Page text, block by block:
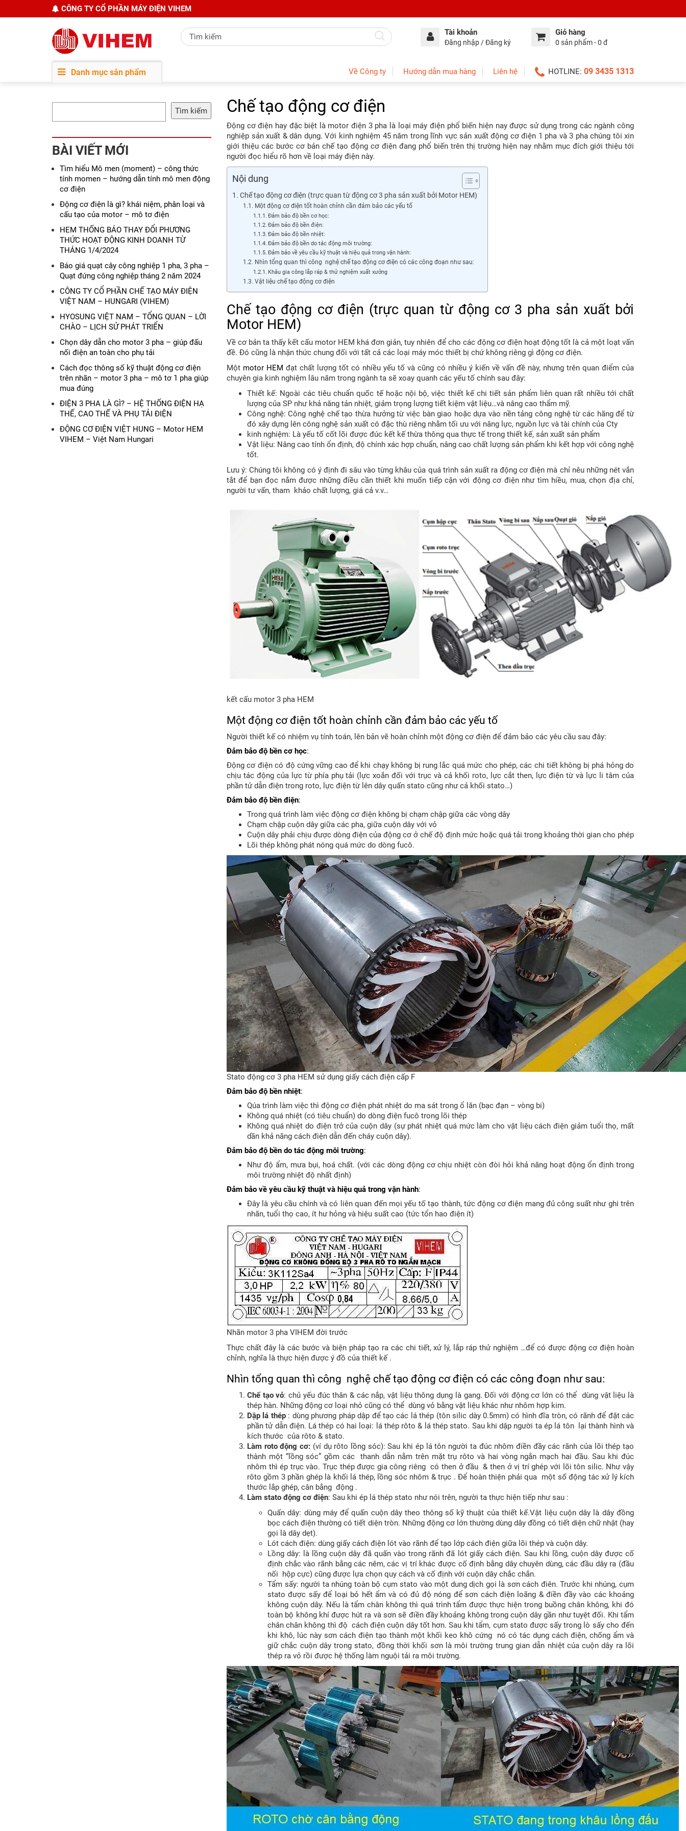
CÔNG TY CỔ PHẦN MÁY ĐIỆN VIHEM
Tài khoản
Đăng nhập / Đăng ký
Giỏ hàng
0 sản phẩm - 0 đ
Danh mục sản phẩm Về Công ty Hướng dẫn mua hàng Liên hệ HOTLINE: 09 3435 1313
Chế tạo động cơ điện
Động cơ điện hay đặc biệt là motor điện 3 pha là loại máy điện phổ biến hiện nay được sử dụng trong các ngành công
nghiệp sản xuất & dân dụng. Với kinh nghiệm 45 năm trong lĩnh vực sản xuất động cơ điện 1 pha và 3 pha chúng tôi xin
giới thiệu các bước cơ bản chế tạo động cơ điện đang phổ biến trên thị trường hiện nay nhằm mục đích giới thiệu tới
người đọc hiểu rõ hơn về loại máy điện này.
Nội dung
Chế tạo động cơ điện (trực quan từ động cơ 3 pha sản xuất bởi Motor HEM)
Một động cơ điện tốt hoàn chỉnh cần đảm bảo các yếu tố
Đảm bảo độ bền cơ học:
Đảm bảo độ bền điện:
Đảm bảo độ bền nhiệt:
Đảm bảo độ bền do tác động môi trường:
Đảm bảo về yêu cầu kỹ thuật và hiệu quả trong vận hành:
Nhìn tổng quan thì công nghệ chế tạo động cơ điện có các công đoạn như sau:
Khâu gia công lắp ráp & thử nghiệm xuất xưởng
Vật liệu chế tạo động cơ điện
Chế tạo động cơ điện (trực quan từ động cơ 3 pha sản xuất bởi
Motor HEM)
Về cơ bản ta thấy kết cấu motor HEM khá đơn giản, tuy nhiên để cho các động cơ điện hoạt động tốt là cả một loạt vấn
đề. Đó cũng là nhận thức chung đối với tất cả các loại máy móc thiết bị chứ không riêng gì động cơ điện.
Một motor HEM đạt chất lượng tốt có nhiều yếu tố và cũng có nhiều ý kiến về vấn đề này, nhưng trên quan điểm của
chuyên gia kinh nghiệm lâu năm trong ngành ta sẽ xoay quanh các yếu tố chính sau đây:
Thiết kế: Ngoài các tiêu chuẩn quốc tế hoặc nội bộ, việc thiết kế chi tiết sản phẩm liên quan rất nhiều tới chất
lượng của SP như khả năng tản nhiệt, giảm trọng lượng tiết kiệm vật liệu…và nâng cao thẩm mỹ.
Công nghệ: Công nghệ chế tạo thừa hưởng từ việc bàn giao hoặc dựa vào nền tảng công nghệ từ các hãng để từ
đó xây dựng lên công nghệ sản xuất có đặc thù riêng nhằm tối ưu với năng lực, nguồn lực và tài chính của Cty
kinh nghiệm: Là yếu tố cốt lõi được đúc kết kế thừa thông qua thực tế trong thiết kế, sản xuất sản phẩm
Vật liệu: Nâng cao tính ổn định, độ chính xác hợp chuẩn, nâng cao chất lượng sản phẩm khi kết hợp với công nghệ
tốt.
Lưu ý: Chúng tôi không có ý định đi sâu vào từng khâu của quá trình sản xuất ra động cơ điện mà chỉ nêu những nét vắn
tắt để bạn đọc nắm được những điều cần thiết khi muốn tiếp cận với động cơ điện như tìm hiều, mua, chọn địa chỉ,
người tư vấn, tham khảo chất lượng, giá cả v.v…
kết cấu motor 3 pha HEM
Một động cơ điện tốt hoàn chỉnh cần đảm bảo các yếu tố
Người thiết kế có nhiệm vụ tính toán, lên bản vẽ hoàn chỉnh một động cơ điện để đảm bảo các yêu cầu sau đây:
Đảm bảo độ bền cơ học:
Động cơ điện có độ cứng vững cao để khi chạy không bị rung lắc quá mức cho phép, các chi tiết không bị phá hỏng do
chịu tác động của lực từ phía phụ tải (lực xoắn đối với trục và cả khối roto, lực cắt then, lực điện từ và lực li tâm của
phần tử dẫn điện trong roto, lực điện từ lên dây quấn stato cũng như cả khối stato…)
Đảm bảo độ bền điện:
Trong quá trình làm việc động cơ điện không bị chạm chập giữa các vòng dây
Chạm chập cuộn dây giữa các pha, giữa cuộn dây với vỏ
Cuộn dây phải chịu được dòng điện của động cơ ở chế độ định mức hoặc quá tải trong khoảng thời gian cho phép
Lõi thép không phát nóng quá mức do dòng fucô.
Stato động cơ 3 pha HEM sử dụng giấy cách điện cấp F
Đảm bảo độ bền nhiệt:
Qúa trình làm việc thì động cơ điện phát nhiệt do ma sát trong ổ lăn (bạc đạn – vòng bi)
Không quá nhiệt (có tiêu chuẩn) do dòng điện fucô trong lõi thép
Không quá nhiệt do điện trở của cuộn dây (sự phát nhiệt quá mức làm cho vật liệu cách điện giảm tuổi thọ, mất
dần khả năng cách điện dẫn đến cháy cuộn dây).
Đảm bảo độ bền do tác động môi trường:
Như độ ẩm, mưa bụi, hoá chất. (với các dòng động cơ chịu nhiệt còn đòi hỏi khả năng hoạt động ổn định trong
môi trường nhiệt độ nhất định)
Đảm bảo về yêu cầu kỹ thuật và hiệu quả trong vận hành:
Đây là yêu cầu chính và có liên quan đến mọi yếu tố tạo thành, tức động cơ điện mang đủ công suất như ghi trên
nhãn, tuổi thọ cao, ít hư hỏng và hiệu suất cao (tức tổn hao điện ít)
Nhãn motor 3 pha VIHEM đời trước
Thực chất đây là các bước và biện pháp tạo ra các chi tiết, xử lý, lắp ráp thử nghiệm …để có được động cơ điện hoàn
chỉnh, nghĩa là thực hiện được ý đồ của thiết kế .
Nhìn tổng quan thì công nghệ chế tạo động cơ điện có các công đoạn như sau:
Chế tạo vỏ: chủ yếu đúc thân & các nắp, vật liệu thông dụng là gang. Đối với động cơ lớn có thể dùng vật liệu là
thép hàn. Những động cơ loại nhỏ cũng có thể dùng vỏ bằng vật liệu khác như nhôm hợp kim.
Dập lá thép : dùng phương pháp dập để tạo các lá thép (tôn silic dày 0.5mm) có hình đĩa tròn, có rãnh để đặt các
phần tử dẫn điện. Lá thép có hai loại: lá thép rôto & lá thép stato. Sau khi dập người ta ép lá tôn lại thành hình và
kích thước của rôto & stato.
Làm roto động cơ: (ví dụ rôto lồng sóc): Sau khi ép lá tôn người ta đúc nhôm điền đầy các rãnh của lõi thép tạo
thành một “lồng sóc” gồm các thanh dẫn nằm trên mặt trụ rôto và hai vòng ngắn mạch hai đầu. Sau khi đúc
nhôm thì ép trục vào. Trục thép được gia công riêng có then ở đầu & then ở vị trí ghép với lõi tôn silic. Như vậy
rôto gồm 3 phần ghép là khối lá thép, lồng sóc nhôm & trục . Để hoàn thiện phải qua một số động tác xử lý kích
thước lắp ghép, cân bằng động .
Làm stato động cơ điện: Sau khi ép lá thép stato như nói trên, người ta thực hiện tiếp như sau :
Quấn dây: dùng máy để quấn cuộn dây theo thông số kỹ thuật của thiết kế.Vật liệu cuộn dây là dây đồng
bọc cách điện thường có tiết diện tròn. Những động cơ lớn thường dùng dây đồng có tiết diện chữ nhật (hay
gọi là dây dẹt).
Lót cách điện: dùng giấy cách điện lót vào rãnh để tạo lớp cách điện giữa lõi thép và cuộn dây.
Lồng dây: là lồng cuộn dây đã quấn vào trong rãnh đã lót giấy cách điện. Sau khi lồng, cuộn dây được cố
định chắc vào rãnh bằng các nêm, các vị trí khác được cố định bằng dây chuyên dùng, các đầu dây ra (đầu
nối hộp cực) cũng được lựa chọn quy cách và cố định với cuộn dây chắc chắn.
Tẩm sấy: người ta nhúng toàn bộ cụm stato vào một dung dịch gọi là sơn cách điên. Trước khi nhúng, cụm
stato được sấy để loại bỏ hết ẩm và có đủ độ nóng để sơn cách điện loãng & điền đầy vào các khoảng
không cuộn dây. Nếu là tẩm chân không thì quá trình tẩm được thực hiện trong buồng chân không, khi đó
toàn bộ không khí được hút ra và sơn sẽ điền đầy khoảng không trong cuộn dây gần như tuyệt đối. Khi tẩm
chân chân không thì độ cách điện cuộn dây tốt hơn. Sau khi tẩm, cụm stato được sấy trong lò sấy cho đến
khi khô, lúc này sơn cách điện tạo thành một khối keo khô cứng nó có tác dụng cách điện, chống ẩm và
giữ chắc cuộn dây trong stato, đồng thời khối sơn là môi trường trung gian dẫn nhiệt của cuộn dây ra lõi
thép ra vỏ rồi được hệ thống làm nguội tải ra môi trường.
Tìm kiếm
BÀI VIẾT MỚI
Tìm hiểu Mô men (moment) – công thức
tính momen – hướng dẫn tính mô men động
cơ điện
Động cơ điện là gì? khái niệm, phân loại và
cấu tạo của motor – mô tơ điện
HEM THỐNG BÁO THAY ĐỔI PHƯƠNG
THỨC HOẠT ĐỘNG KINH DOANH TỪ
THÁNG 1/4/2024
Báo giá quạt cây công nghiệp 1 pha, 3 pha –
Quạt đứng công nghiệp tháng 2 năm 2024
CÔNG TY CỔ PHẦN CHẾ TẠO MÁY ĐIỆN
VIỆT NAM – HUNGARI (VIHEM)
HYOSUNG VIỆT NAM – TỔNG QUAN – LỜI
CHÀO – LỊCH SỬ PHÁT TRIỂN
Chọn dây dẫn cho motor 3 pha – giúp đấu
nối điện an toàn cho phụ tải
Cách đọc thông số kỹ thuật động cơ điện
trên nhãn – motor 3 pha – mô tơ 1 pha giúp
mua đúng
ĐIỆN 3 PHA LÀ GÌ? – HỆ THỐNG ĐIỆN HẠ
THẾ, CAO THẾ VÀ PHỤ TẢI ĐIỆN
ĐỘNG CƠ ĐIỆN VIỆT HUNG – Motor HEM
VIHEM – Việt Nam Hungari